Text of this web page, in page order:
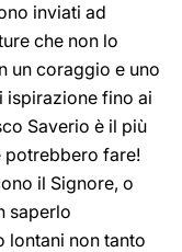
inviati ad
che non lo
un coraggio e uno
ispirazione fino ai
Saverio è il più
potrebbero fare!
il Signore, o
saperlo
lontani non tanto